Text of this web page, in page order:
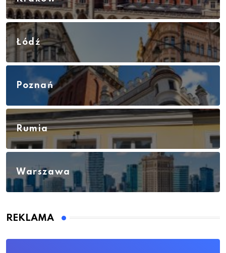
Łódź
Poznań
Rumia
Warszawa
REKLAMA